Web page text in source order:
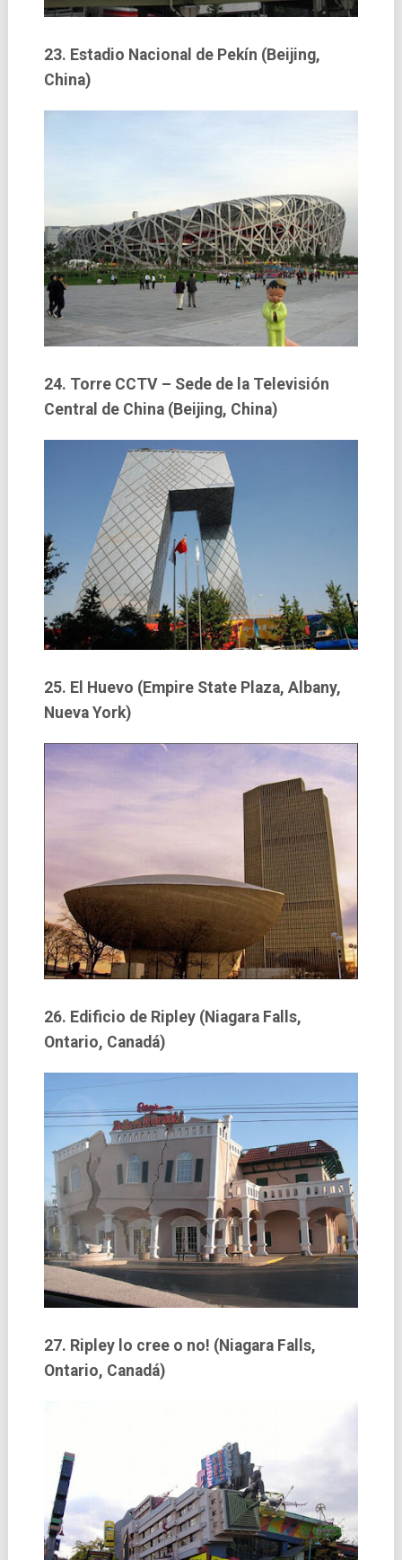
23. Estadio Nacional de Pekí­n (Beijing,
China)
24. Torre CCTV – Sede de la Televisión
Central de China (Beijing, China)
25. El Huevo (Empire State Plaza, Albany,
Nueva York)
26. Edificio de Ripley (Niagara Falls,
Ontario, Canadá)
27. Ripley lo cree o no! (Niagara Falls,
Ontario, Canadá)